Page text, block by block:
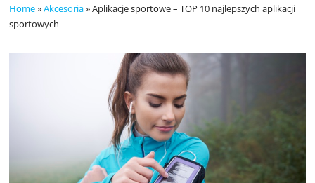
Home»Akcesoria»Aplikacje sportowe – TOP 10 najlepszych aplikacji
sportowych